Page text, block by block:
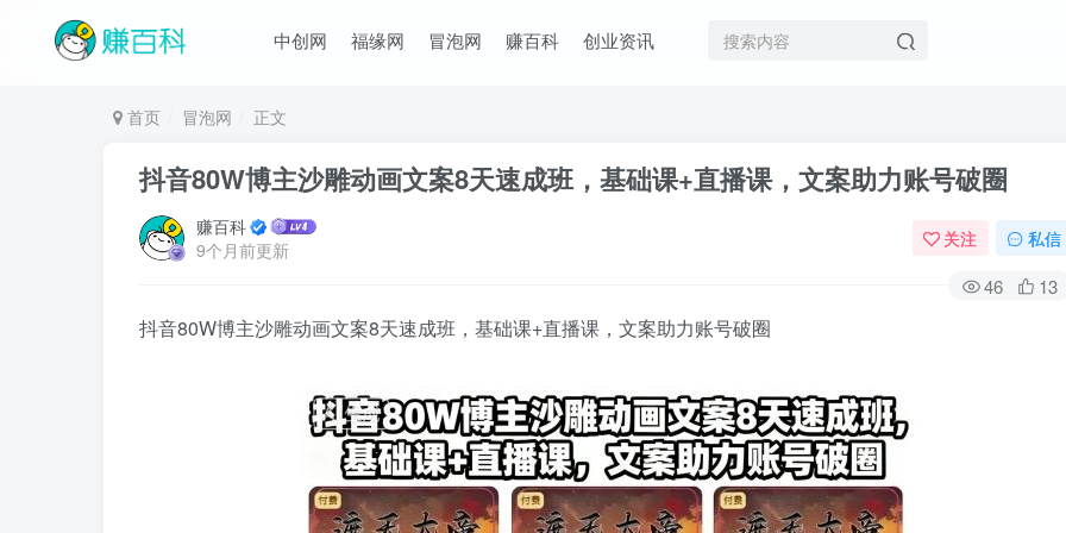
中创网 福缘网 冒泡网 赚百科 创业资讯
首页 冒泡网 正文
抖音80W博主沙雕动画文案8天速成班，基础课+直播课，文案助力账号破圈
赚百科
9个月前更新
关注 私信
46 13
抖音80W博主沙雕动画文案8天速成班，基础课+直播课，文案助力账号破圈